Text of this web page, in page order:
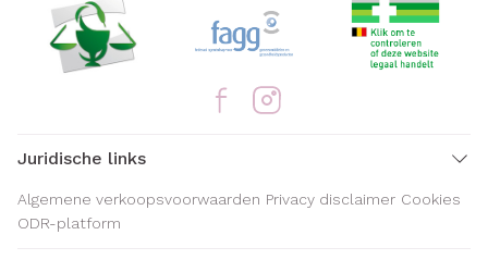
Juridische links
Algemene verkoopsvoorwaarden Privacy disclaimer Cookies
ODR-platform